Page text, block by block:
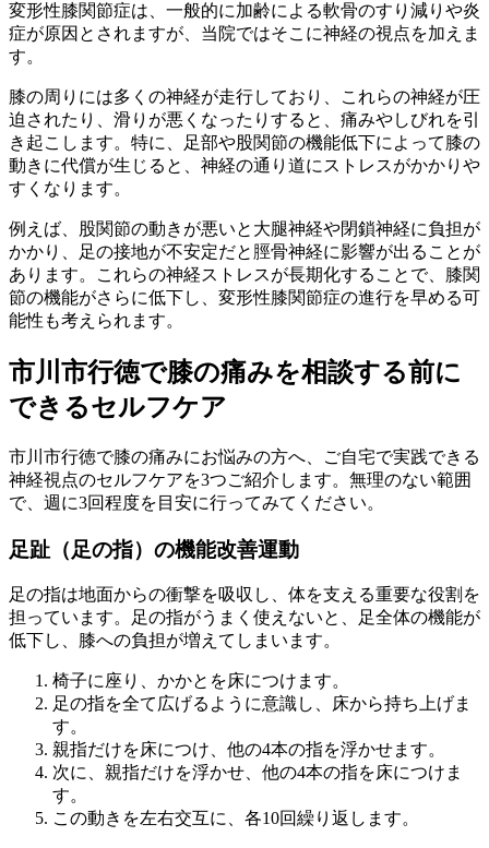
変形性膝関節症は、一般的に加齢による軟骨のすり減りや炎
症が原因とされますが、当院ではそこに神経の視点を加えま
す。
膝の周りには多くの神経が走行しており、これらの神経が圧
迫されたり、滑りが悪くなったりすると、痛みやしびれを引
き起こします。特に、足部や股関節の機能低下によって膝の
動きに代償が生じると、神経の通り道にストレスがかかりや
すくなります。
例えば、股関節の動きが悪いと大腿神経や閉鎖神経に負担が
かかり、足の接地が不安定だと脛骨神経に影響が出ることが
あります。これらの神経ストレスが長期化することで、膝関
節の機能がさらに低下し、変形性膝関節症の進行を早める可
能性も考えられます。
市川市行徳で膝の痛みを相談する前に
できるセルフケア
市川市行徳で膝の痛みにお悩みの方へ、ご自宅で実践できる
神経視点のセルフケアを3つご紹介します。無理のない範囲
で、週に3回程度を目安に行ってみてください。
足趾（足の指）の機能改善運動
足の指は地面からの衝撃を吸収し、体を支える重要な役割を
担っています。足の指がうまく使えないと、足全体の機能が
低下し、膝への負担が増えてしまいます。
椅子に座り、かかとを床につけます。
足の指を全て広げるように意識し、床から持ち上げま
す。
親指だけを床につけ、他の4本の指を浮かせます。
次に、親指だけを浮かせ、他の4本の指を床につけま
す。
この動きを左右交互に、各10回繰り返します。